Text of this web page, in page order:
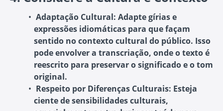
Adaptação Cultural: Adapte gírias e
expressões idiomáticas para que façam
sentido no contexto cultural do público. Isso
pode envolver a transcriação, onde o texto é
reescrito para preservar o significado e o tom
original.
Respeito por Diferenças Culturais: Esteja
ciente de sensibilidades culturais,